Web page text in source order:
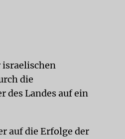
israelischen
die
des Landes auf ein
auf die Erfolge der